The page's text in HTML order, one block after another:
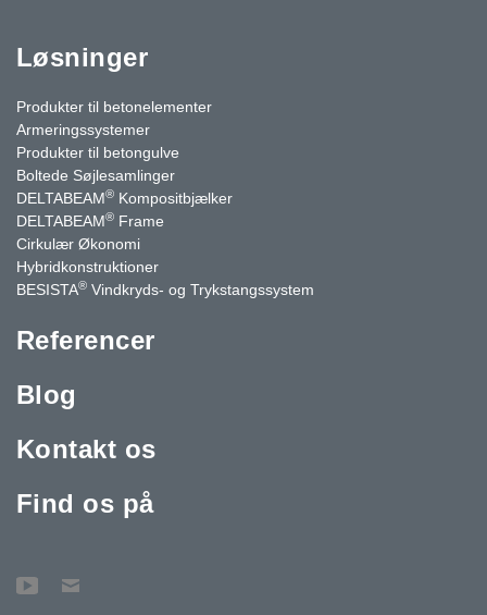
Løsninger
Produkter til betonelementer
Armeringssystemer
Produkter til betongulve
Boltede Søjlesamlinger
DELTABEAM® Kompositbjælker
DELTABEAM® Frame
Cirkulær Økonomi
Hybridkonstruktioner
BESISTA® Vindkryds- og Trykstangssystem
Referencer
Blog
Kontakt os
Find os på